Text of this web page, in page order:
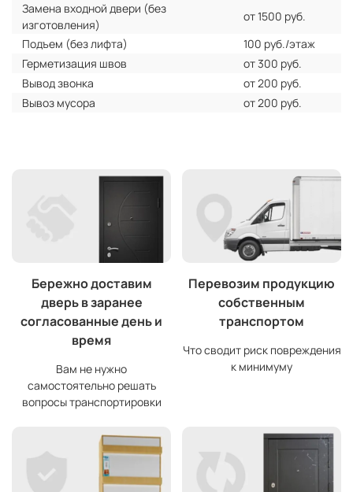
Замена входной двери (без
изготовления)
от 1500 руб.
Подъем (без лифта)
100 руб./этаж
Герметизация швов
от 300 руб.
Вывод звонка
от 200 руб.
Вывоз мусора
от 200 руб.
Бережно доставим
дверь в заранее
согласованные день и
время
Вам не нужно
самостоятельно решать
вопросы транспортировки
Перевозим продукцию
собственным
транспортом
Что сводит риск повреждения
к минимуму